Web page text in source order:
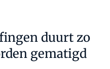
duurt zo
gematigd